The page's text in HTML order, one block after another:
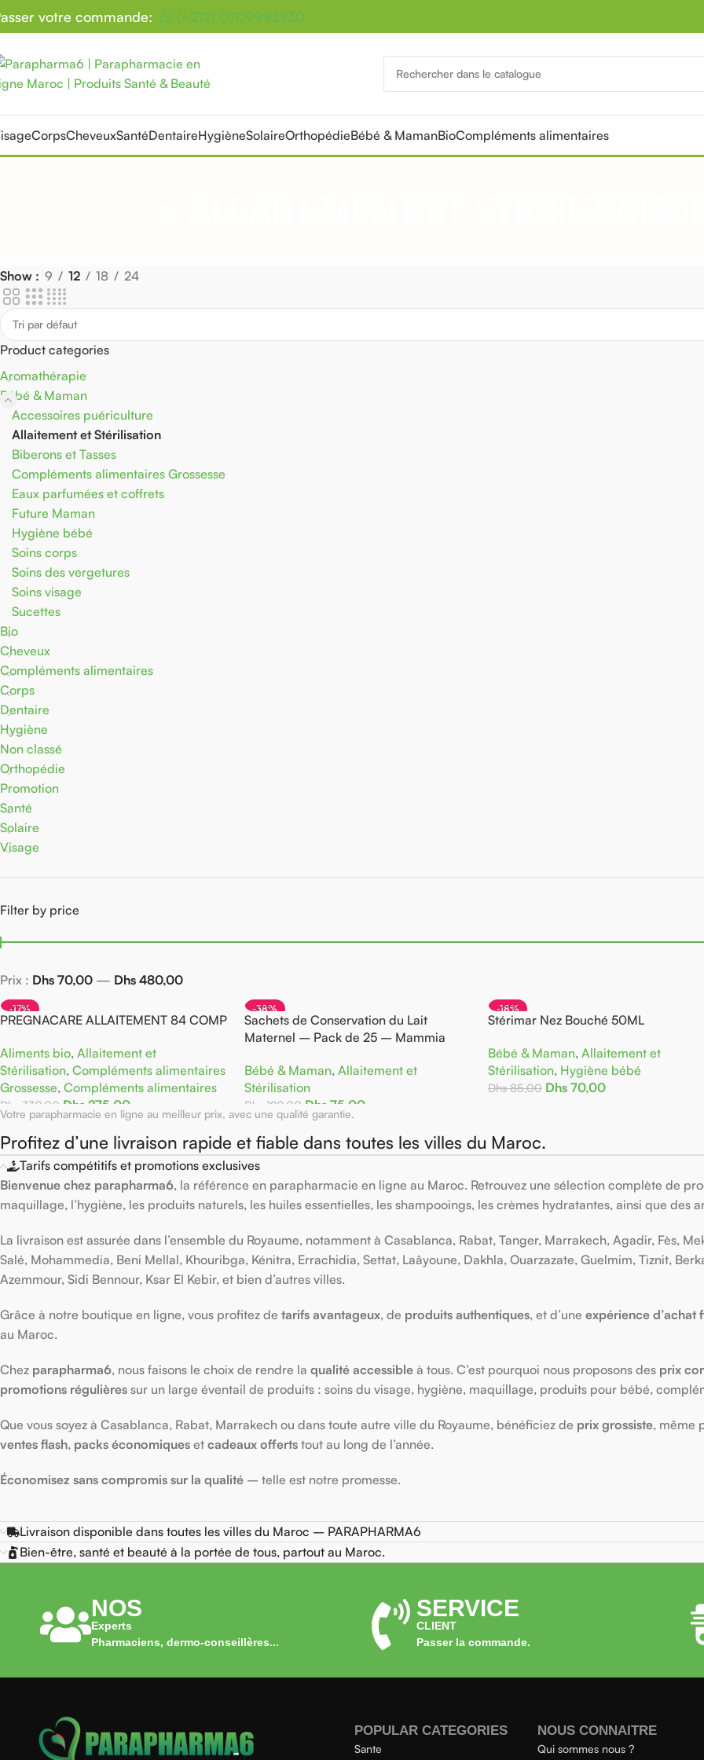
votre commande: (+212) 0709993930
CorpsCheveuxSantéDentaireHygièneSolaireOrthopédieBébé & MamanBioCompléments alimentaires
Show 9 12 18 24
Product categories
Aromathérapie
Bébé & Maman
Accessoires puériculture
Allaitement et Stérilisation
Biberons et Tasses
Compléments alimentaires Grossesse
Eaux parfumées et coffrets
Future Maman
Hygiène bébé
Soins corps
Soins des vergetures
Soins visage
Sucettes
Bio
Cheveux
Compléments alimentaires
Corps
Dentaire
Hygiène
Non classé
Orthopédie
Promotion
Santé
Solaire
Visage
Filter by price
Prix : Dhs 70,00 — Dhs 480,00
-17%
PREGNACARE ALLAITEMENT 84 COMP
Aliments bio, Allaitement et
Stérilisation, Compléments alimentaires
Grossesse, Compléments alimentaires
Dhs 330,00 Dhs 275,00
-38%
Sachets de Conservation du Lait
Maternel – Pack de 25 – Mammia
Bébé & Maman, Allaitement et
Stérilisation
Dhs 120,00 Dhs 75,00
-18%
Stérimar Nez Bouché 50ML
Bébé & Maman, Allaitement et
Stérilisation, Hygiène bébé
Dhs85,00 Dhs 70,00
Votre parapharmacie en ligne au meilleur prix, avec une qualité garantie.
Profitez d’une livraison rapide et fiable dans toutes les villes du Maroc.
Tarifs compétitifs et promotions exclusives
Bienvenue chez parapharma6, la référence en parapharmacie en ligne au Maroc. Retrouvez une sélection complète de
maquillage, l’hygiène, les produits naturels, les huiles essentielles, les shampooings, les crèmes hydratantes, ainsi que
La livraison est assurée dans l’ensemble du Royaume, notamment à Casablanca, Rabat, Tanger, Marrakech, Agadir, Fès,
Salé, Mohammedia, Beni Mellal, Khouribga, Kénitra, Errachidia, Settat, Laâyoune, Dakhla, Ouarzazate, Guelmim, Tiznit,
Azemmour, Sidi Bennour, Ksar El Kebir, et bien d’autres villes.
Grâce à notre boutique en ligne, vous profitez de tarifs avantageux, de produits authentiques, et d’une expérience d’achat
au Maroc.
Chez parapharma6, nous faisons le choix de rendre la qualité accessible à tous. C’est pourquoi nous proposons des prix
promotions régulières sur un large éventail de produits : soins du visage, hygiène, maquillage, produits pour bébé,
Que vous soyez à Casablanca, Rabat, Marrakech ou dans toute autre ville du Royaume, bénéficiez de prix grossiste, même
ventes flash, packs économiques et cadeaux offerts tout au long de l’année.
Économisez sans compromis sur la qualité – telle est notre promesse.
Livraison disponible dans toutes les villes du Maroc – PARAPHARMA6
Bien-être, santé et beauté à la portée de tous, partout au Maroc.
NOS
Experts
Pharmaciens, dermo-conseillères...
SERVICE
CLIENT
Passer la commande.
POPULAR CATEGORIES
Sante
NOUS CONNAITRE
Qui sommes nous ?